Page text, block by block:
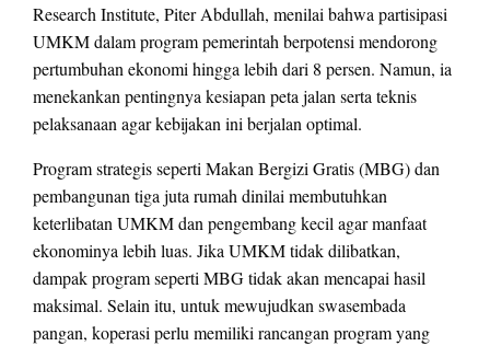
Research Institute, Piter Abdullah, menilai bahwa partisipasi
UMKM dalam program pemerintah berpotensi mendorong
pertumbuhan ekonomi hingga lebih dari 8 persen. Namun, ia
menekankan pentingnya kesiapan peta jalan serta teknis
pelaksanaan agar kebijakan ini berjalan optimal.
Program strategis seperti Makan Bergizi Gratis (MBG) dan
pembangunan tiga juta rumah dinilai membutuhkan
keterlibatan UMKM dan pengembang kecil agar manfaat
ekonominya lebih luas. Jika UMKM tidak dilibatkan,
dampak program seperti MBG tidak akan mencapai hasil
maksimal. Selain itu, untuk mewujudkan swasembada
pangan, koperasi perlu memiliki rancangan program yang